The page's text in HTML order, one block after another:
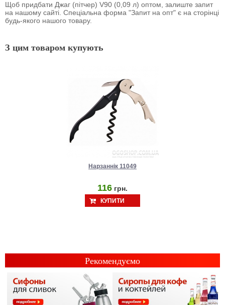
Щоб придбати Джаг (пітчер) V90 (0,09 л) оптом, залиште запит
на нашому сайті. Спеціальна форма "Запит на опт" є на сторінці
будь-якого нашого товару.
З цим товаром купують
Нарзаннік 11049
116 грн.
КУПИТИ
Рекомендуємо